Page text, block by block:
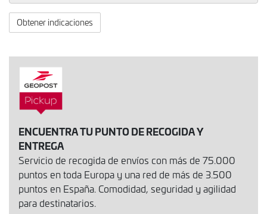
Obtener indicaciones
ENCUENTRA TU PUNTO DE RECOGIDA Y
ENTREGA
Servicio de recogida de envíos con más de 75.000
puntos en toda Europa y una red de más de 3.500
puntos en España. Comodidad, seguridad y agilidad
para destinatarios.